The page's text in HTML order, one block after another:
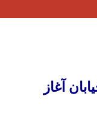
می‌شود
آغاز